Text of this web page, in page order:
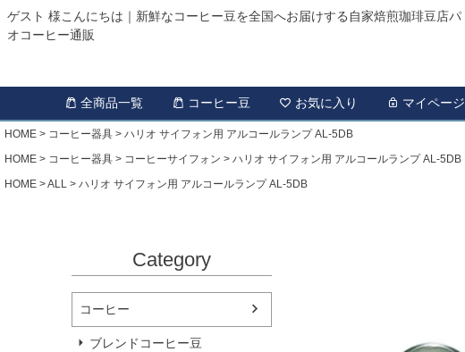
ゲスト 様こんにちは｜新鮮なコーヒー豆を全国へお届けする自家焙煎珈琲豆店パ
オコーヒー通販
全商品一覧 コーヒー豆 お気に入り マイページ
HOME コーヒー器具
ハリオ サイフォン用 アルコールランプ AL-5DB
HOME
コーヒー器具 コーヒーサイフォン
ハリオ サイフォン用 アルコールランプ AL-5DB
HOME
ALL ハリオ サイフォン用 アルコールランプ AL-5DB
Category
コーヒー
ブレンドコーヒー豆